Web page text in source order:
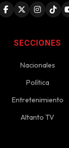
SECCIONES
Nacionales
Política
Entretenimiento
Altanto TV